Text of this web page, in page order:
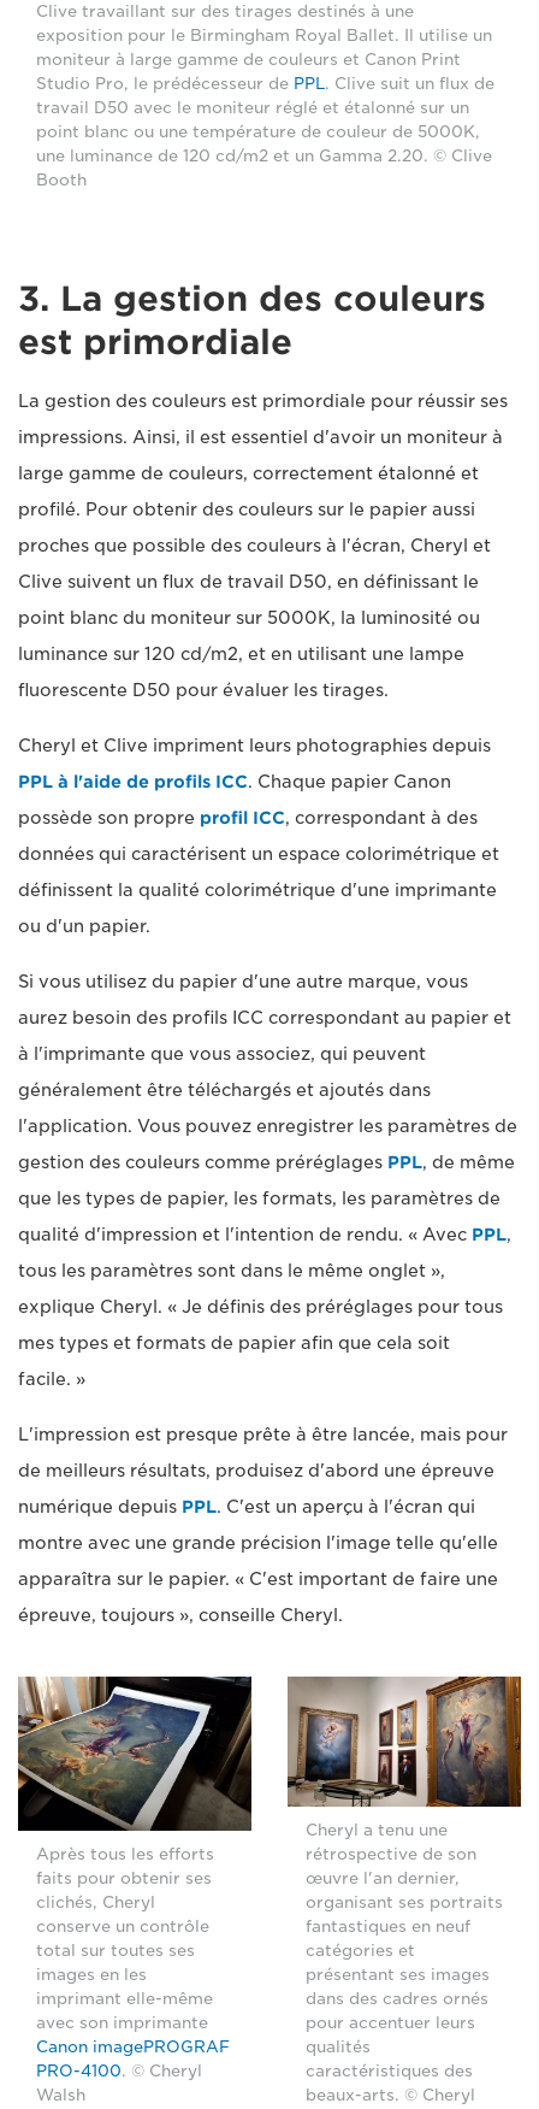
Clive travaillant sur des tirages destinés à une
exposition pour le Birmingham Royal Ballet. Il utilise un
moniteur à large gamme de couleurs et Canon Print
Studio Pro, le prédécesseur de PPL. Clive suit un flux de
travail D50 avec le moniteur réglé et étalonné sur un
point blanc ou une température de couleur de 5000K,
une luminance de 120 cd/m2 et un Gamma 2.20. © Clive
Booth
3. La gestion des couleurs
est primordiale
La gestion des couleurs est primordiale pour réussir ses
impressions. Ainsi, il est essentiel d'avoir un moniteur à
large gamme de couleurs, correctement étalonné et
profilé. Pour obtenir des couleurs sur le papier aussi
proches que possible des couleurs à l'écran, Cheryl et
Clive suivent un flux de travail D50, en définissant le
point blanc du moniteur sur 5000K, la luminosité ou
luminance sur 120 cd/m2, et en utilisant une lampe
fluorescente D50 pour évaluer les tirages.
Cheryl et Clive impriment leurs photographies depuis
PPL à l'aide de profils ICC. Chaque papier Canon
possède son propre profil ICC, correspondant à des
données qui caractérisent un espace colorimétrique et
définissent la qualité colorimétrique d'une imprimante
ou d'un papier.
Si vous utilisez du papier d'une autre marque, vous
aurez besoin des profils ICC correspondant au papier et
à l'imprimante que vous associez, qui peuvent
généralement être téléchargés et ajoutés dans
l'application. Vous pouvez enregistrer les paramètres de
gestion des couleurs comme préréglages PPL, de même
que les types de papier, les formats, les paramètres de
qualité d'impression et l'intention de rendu. « Avec PPL,
tous les paramètres sont dans le même onglet »,
explique Cheryl. « Je définis des préréglages pour tous
mes types et formats de papier afin que cela soit
facile. »
L'impression est presque prête à être lancée, mais pour
de meilleurs résultats, produisez d'abord une épreuve
numérique depuis PPL. C'est un aperçu à l'écran qui
montre avec une grande précision l'image telle qu'elle
apparaîtra sur le papier. « C'est important de faire une
épreuve, toujours », conseille Cheryl.
Après tous les efforts
faits pour obtenir ses
clichés, Cheryl
conserve un contrôle
total sur toutes ses
images en les
imprimant elle-même
avec son imprimante
Canon imagePROGRAF
PRO-4100. © Cheryl
Walsh
Cheryl a tenu une
rétrospective de son
œuvre l'an dernier,
organisant ses portraits
fantastiques en neuf
catégories et
présentant ses images
dans des cadres ornés
pour accentuer leurs
qualités
caractéristiques des
beaux-arts. © Cheryl